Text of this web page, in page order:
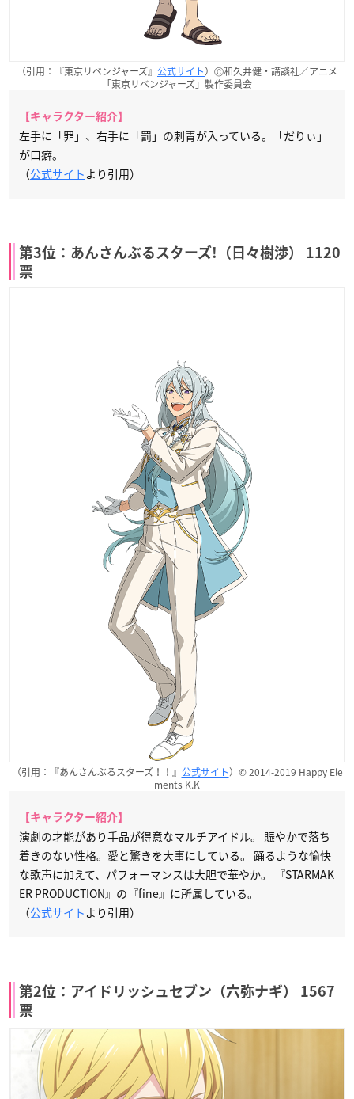
（引用：『東京リベンジャーズ』 公式サイト）Ⓒ和久井健・講談社／アニメ
「東京リベンジャーズ」製作委員会
【キャラクター紹介】
左手に「罪」、右手に「罰」の刺青が入っている。「だりぃ」
が口癖。
（公式サイト より引用）
第3位：あんさんぶるスターズ!（日々樹渉） 1120
票
（引用：『あんさんぶるスターズ！！』 公式サイト）© 2014-2019 Happy Ele
ments K.K
【キャラクター紹介】
演劇の才能があり手品が得意なマルチアイドル。 賑やかで落ち
着きのない性格。愛と驚きを大事にしている。 踊るような愉快
な歌声に加えて、パフォーマンスは大胆で華やか。 『STARMAK
ER PRODUCTION』の『fine』に所属している。
（公式サイト より引用）
第2位：アイドリッシュセブン（六弥ナギ） 1567
票